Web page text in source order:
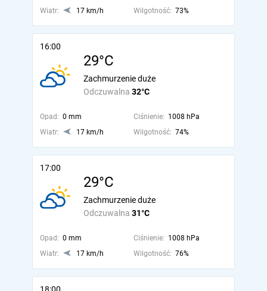
Wiatr:
17 km/h Wilgotność: 73%
16:00
29°C
Odczuwalna 32°C
Zachmurzenie duże
Opad: 0 mm Ciśnienie: 1008 hPa
Wiatr:
17 km/h Wilgotność: 74%
17:00
29°C
Odczuwalna 31°C
Zachmurzenie duże
Opad: 0 mm Ciśnienie: 1008 hPa
Wiatr:
17 km/h Wilgotność: 76%